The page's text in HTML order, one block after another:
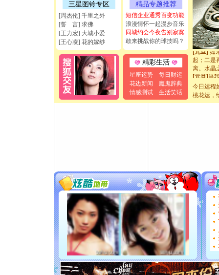
三星图铃专区
[周杰伦] 千里之外
[誓 言] 求佛
[王力宏] 大城小爱
[王心凌] 花的嫁纱
精品专题推荐
短信企业通秀百变功能
浪漫情怀一起漫步音乐
同城约会今夜告别寂寞
敢来挑战你的球技吗？
精彩生活
星座运势
每日财运
花边新闻
魔鬼辞典
情感测试
生活笑话
[圣诞节]
如意,快
[元旦]看
断电。爱
你是我专
[元旦]如
起；二是
离。水晶
[元旦]当
泣，这痛
卖了。水
[春节]风
颜！冬去
[圣诞节]
能正大光
天都要快
[圣诞节]
如意,快
[元旦]
看
断电。
你是我
[元旦]
如
起；二
离。水
[元旦]当
泣，这痛
今日运程
桃花运，